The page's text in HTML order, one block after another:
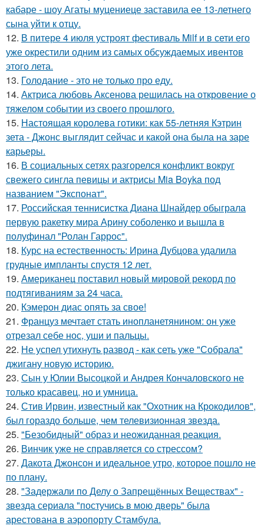
кабаре - шоу Агаты муцениеце заставила ее 13-летнего
сына уйти к отцу.
12. В питере 4 июля устроят фестиваль Milf и в сети его
уже окрестили одним из самых обсуждаемых ивентов
этого лета.
13. Голодание - это не только про еду.
14. Актриса любовь Аксенова решилась на откровение о
тяжелом событии из своего прошлого.
15. Настоящая королева готики: как 55-летняя Кэтрин
зета - Джонс выглядит сейчас и какой она была на заре
карьеры.
16. В социальных сетях разгорелся конфликт вокруг
свежего сингла певицы и актрисы Mia Boyka под
названием "Экспонат".
17. Российская теннисистка Диана Шнайдер обыграла
первую ракетку мира Арину соболенко и вышла в
полуфинал "Ролан Гаррос".
18. Курс на естественность: Ирина Дубцова удалила
грудные импланты спустя 12 лет.
19. Американец поставил новый мировой рекорд по
подтягиваниям за 24 часа.
20. Кэмерон диас опять за свое!
21. Француз мечтает стать инопланетянином: он уже
отрезал себе нос, уши и пальцы.
22. Не успел утихнуть развод - как сеть уже "Собрала"
джигану новую историю.
23. Сын у Юлии Высоцкой и Андрея Кончаловского не
только красавец, но и умница.
24. Стив Ирвин, известный как "Охотник на Крокодилов",
был гораздо больше, чем телевизионная звезда.
25. "Безобидный" образ и неожиданная реакция.
26. Винчик уже не справляется со стрессом?
27. Дакота Джонсон и идеальное утро, которое пошло не
по плану.
28. "Задержали по Делу о Запрещённых Веществах" -
звезда сериала "постучись в мою дверь" была
арестована в аэропорту Стамбула.